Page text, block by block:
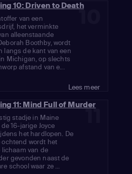
10
10: Driven to Death
van een
het verminkte
alleenstaande
Boothby, wordt
langs de kant van een
Michigan, op slechts
afstand van e...
Lees meer
11
11: Mind Full of Murder
stadje in Maine
16-jarige Joyce
het hardlopen. De
ochtend wordt het
lichaam van de
gevonden naast de
school waar ze ...